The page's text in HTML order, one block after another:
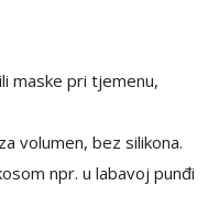
maske pri tjemenu,
volumen, bez silikona.
npr. u labavoj punđi